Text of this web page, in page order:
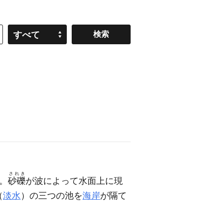
すべて
砂礫
されき
が波によって水面上に現
淡水 ）の三つの池を海岸が隔て